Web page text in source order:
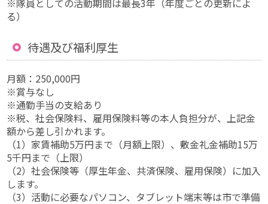
※隊員としての活動期間は最長3年（年度ごとの更新によ
る）
待遇及び福利厚生
月額：250,000円
※賞与なし
※通勤手当の支給あり
※税、社会保険料、雇用保険料等の本人負担分が、上記金
額から差し引かれます。
（1）家賃補助5万円まで（月額上限）、敷金礼金補助15万
5千円まで（上限）
（2）社会保険等（厚生年金、共済保険、雇用保険）に加入
します。
（3）活動に必要なパソコン、タブレット端末等は市で準備